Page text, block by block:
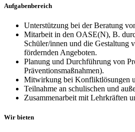
Aufgabenbereich
Unterstützung bei der Beratung
Mitarbeit in den OASE(N), B.
Schüler/innen und die Gestaltung
fördernden Angeboten.
Planung und Durchführung von
Präventionsmaßnahmen).
Mitwirkung bei Konfliktlösungen
Teilnahme an schulischen und
Zusammenarbeit mit Lehrkräften
Wir bieten